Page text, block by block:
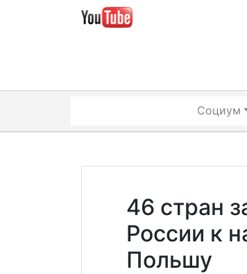
Социум
46 стран
России к
Польшу